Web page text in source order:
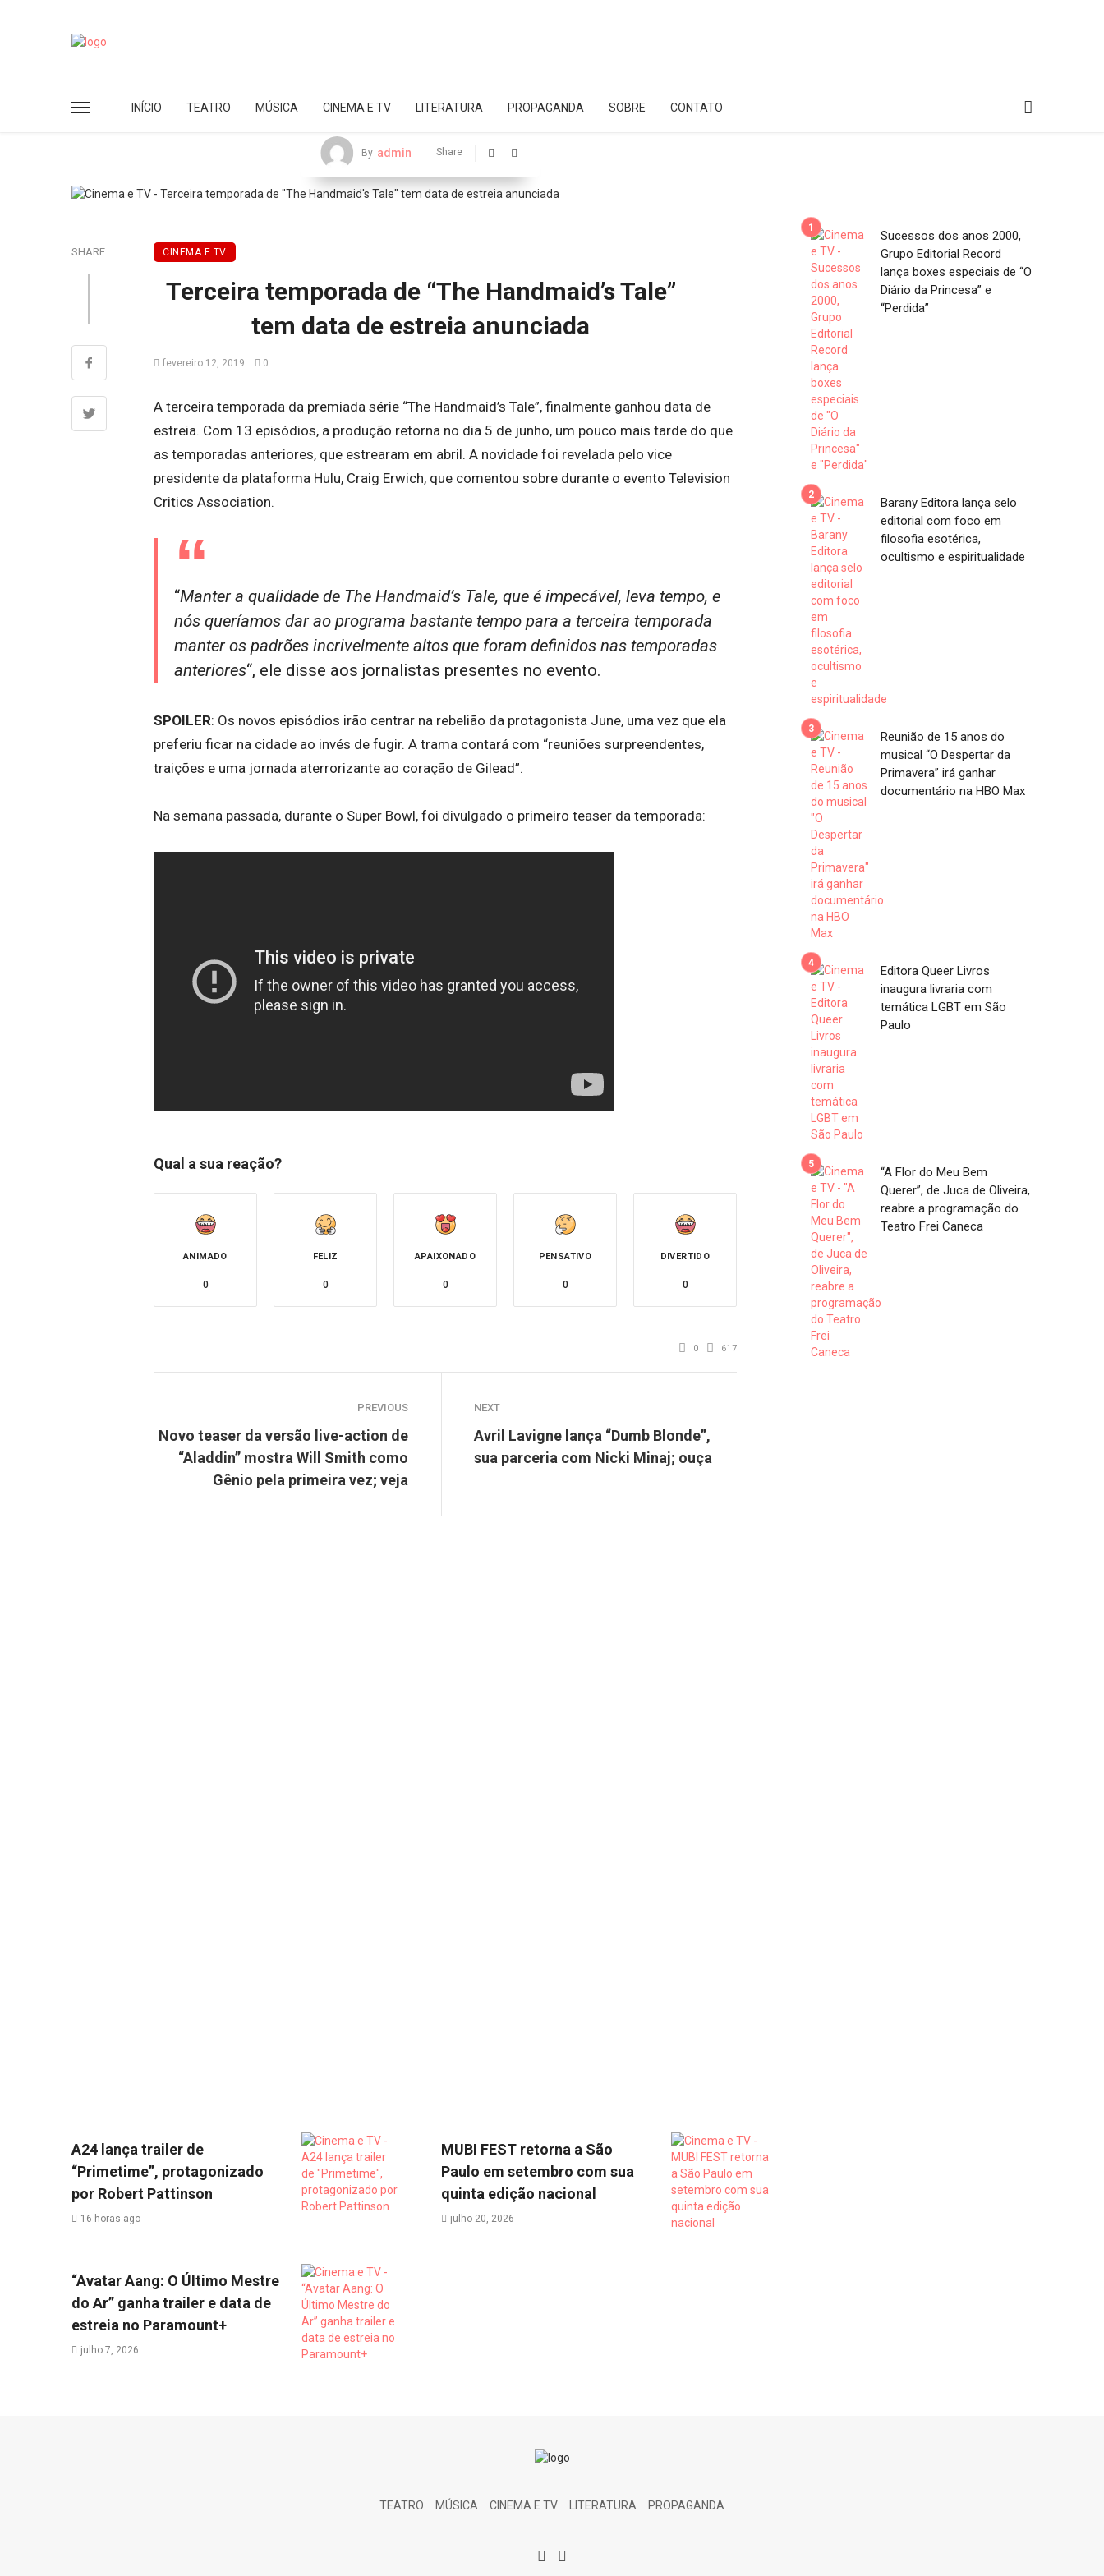
INÍCIO TEATRO MÚSICA CINEMA E TV LITERATURA PROPAGANDA SOBRE CONTATO
By admin Share
SHARE CINEMA E TV
Terceira temporada de “The Handmaid’s Tale”
tem data de estreia anunciada
fevereiro 12, 2019 0
A terceira temporada da premiada série “The Handmaid’s Tale”, finalmente ganhou data de
estreia. Com 13 episódios, a produção retorna no dia 5 de junho, um pouco mais tarde do que
as temporadas anteriores, que estrearam em abril. A novidade foi revelada pelo vice
presidente da plataforma Hulu, Craig Erwich, que comentou sobre durante o evento Television
Critics Association.
“Manter a qualidade de The Handmaid’s Tale, que é impecável, leva tempo, e
nós queríamos dar ao programa bastante tempo para a terceira temporada
manter os padrões incrivelmente altos que foram definidos nas temporadas
anteriores“, ele disse aos jornalistas presentes no evento.
SPOILER: Os novos episódios irão centrar na rebelião da protagonista June, uma vez que ela
preferiu ficar na cidade ao invés de fugir. A trama contará com “reuniões surpreendentes,
traições e uma jornada aterrorizante ao coração de Gilead”.
Na semana passada, durante o Super Bowl, foi divulgado o primeiro teaser da temporada:
Qual a sua reação?
ANIMADO
0
FELIZ
0
APAIXONADO
0
PENSATIVO
0
DIVERTIDO
0
0 617
PREVIOUS
Novo teaser da versão live-action de
“Aladdin” mostra Will Smith como
Gênio pela primeira vez; veja
NEXT
Avril Lavigne lança “Dumb Blonde”,
sua parceria com Nicki Minaj; ouça
A24 lança trailer de
“Primetime”, protagonizado
por Robert Pattinson
16 horas ago
MUBI FEST retorna a São
Paulo em setembro com sua
quinta edição nacional
julho 20, 2026
“Avatar Aang: O Último Mestre
do Ar” ganha trailer e data de
estreia no Paramount+
julho 7, 2026
Sucessos dos anos 2000,
Grupo Editorial Record
lança boxes especiais de “O
Diário da Princesa” e
“Perdida”
Barany Editora lança selo
editorial com foco em
filosofia esotérica,
ocultismo e espiritualidade
Reunião de 15 anos do
musical “O Despertar da
Primavera” irá ganhar
documentário na HBO Max
Editora Queer Livros
inaugura livraria com
temática LGBT em São
Paulo
“A Flor do Meu Bem
Querer”, de Juca de Oliveira,
reabre a programação do
Teatro Frei Caneca
TEATRO MÚSICA CINEMA E TV LITERATURA PROPAGANDA